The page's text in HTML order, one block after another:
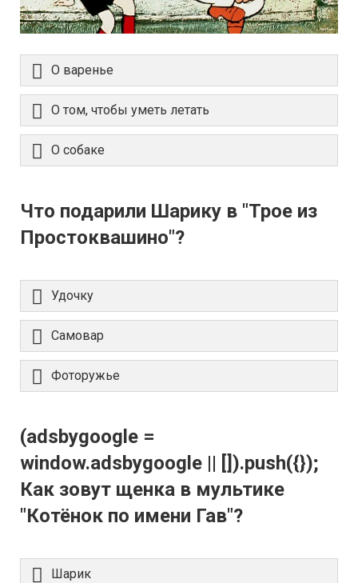
О варенье
О том, чтобы уметь летать
О собаке
Что подарили Шарику в "Трое из
Простоквашино"?
Удочку
Самовар
Фоторужье
(adsbygoogle =
window.adsbygoogle || []).push({});
Как зовут щенка в мультике
"Котёнок по имени Гав"?
Шарик